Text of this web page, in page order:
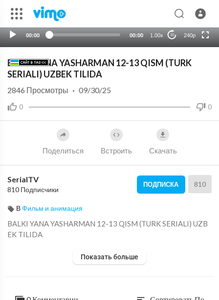
00:00 00:00 1.00x 10 240p
HD
BALKI YANA YASHARMAN 12-13 QISM (TURK
SERIALI) UZBEK TILIDA
0 0
2846 Просмотры · 09/30/25
Поделиться Встроить Скачать
SerialTV
810 Подписчики
ПОДПИСКА 810
ВФильм и анимация
⁣BALKI YANA YASHARMAN 12-13 QISM (TURK SERIALI) UZB
EK TILIDA
Показать больше